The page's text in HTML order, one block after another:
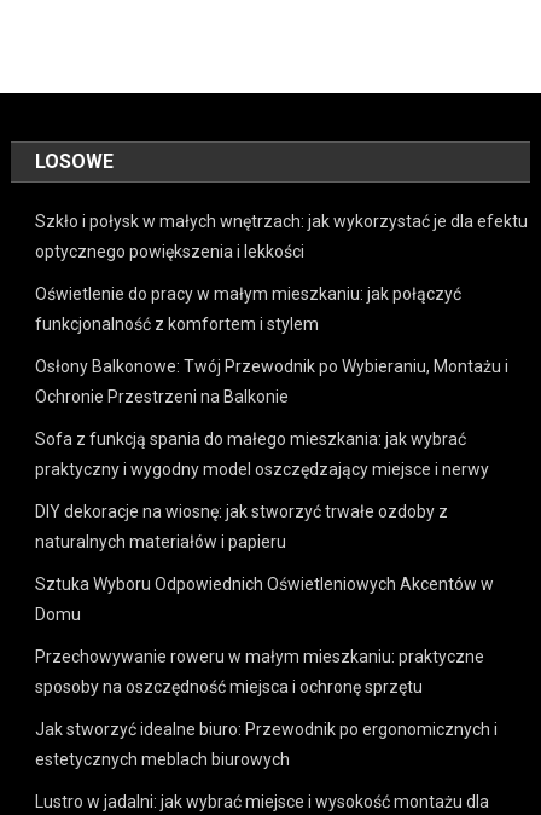
LOSOWE
Szkło i połysk w małych wnętrzach: jak wykorzystać je dla efektu
optycznego powiększenia i lekkości
Oświetlenie do pracy w małym mieszkaniu: jak połączyć
funkcjonalność z komfortem i stylem
Osłony Balkonowe: Twój Przewodnik po Wybieraniu, Montażu i
Ochronie Przestrzeni na Balkonie
Sofa z funkcją spania do małego mieszkania: jak wybrać
praktyczny i wygodny model oszczędzający miejsce i nerwy
DIY dekoracje na wiosnę: jak stworzyć trwałe ozdoby z
naturalnych materiałów i papieru
Sztuka Wyboru Odpowiednich Oświetleniowych Akcentów w
Domu
Przechowywanie roweru w małym mieszkaniu: praktyczne
sposoby na oszczędność miejsca i ochronę sprzętu
Jak stworzyć idealne biuro: Przewodnik po ergonomicznych i
estetycznych meblach biurowych
Lustro w jadalni: jak wybrać miejsce i wysokość montażu dla